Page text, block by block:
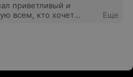
приветливый и
всем, кто хочет
с учетом
глаза"!
Еще